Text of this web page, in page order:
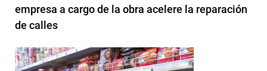
empresa a cargo de la obra acelere la reparación
de calles